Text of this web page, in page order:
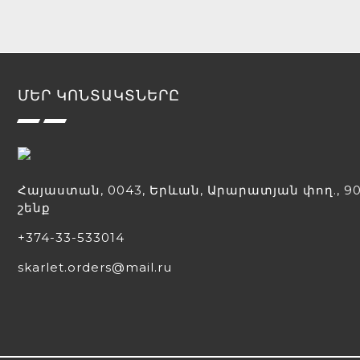
ՄԵՐ ԿՈՆՏԱԿՏՆԵՐԸ
Հայաստան, 0043, Երևան, Արարատյան փող.,
շենք
+374-33-533014
skarlet.orders@mail.ru